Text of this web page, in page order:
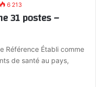
6 213
31 postes –
Référence Établi comme
de santé au pays,